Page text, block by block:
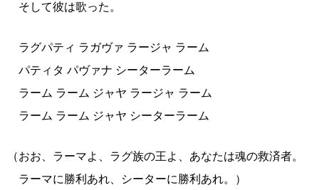
そして彼は歌った。
ラグパティ ラガヴァ ラージャ ラーム
パティタ パヴァナ シーターラーム
ラーム ラーム ジャヤ ラージャ ラーム
ラーム ラーム ジャヤ シーターラーム
（おお、ラーマよ、ラグ族の王よ、あなたは魂の救済者。
ラーマに勝利あれ、シーターに勝利あれ。）